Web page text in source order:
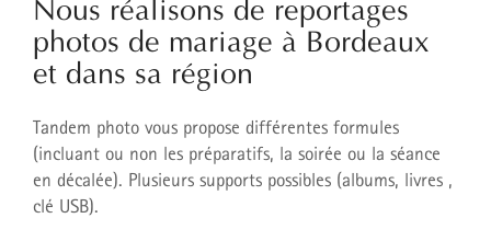
CONTACT
GALERIE PERSO
06.72.18.11.01.
Nous réalisons de reportages
photos de mariage à Bordeaux
et dans sa région
Tandem photo vous propose différentes formules
(incluant ou non les préparatifs, la soirée ou la séance
en décalée). Plusieurs supports possibles (albums, livres ,
clé USB).